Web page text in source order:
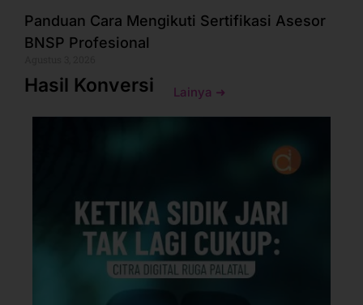
Panduan Cara Mengikuti Sertifikasi Asesor
BNSP Profesional
Hasil Konversi Lainya ➜